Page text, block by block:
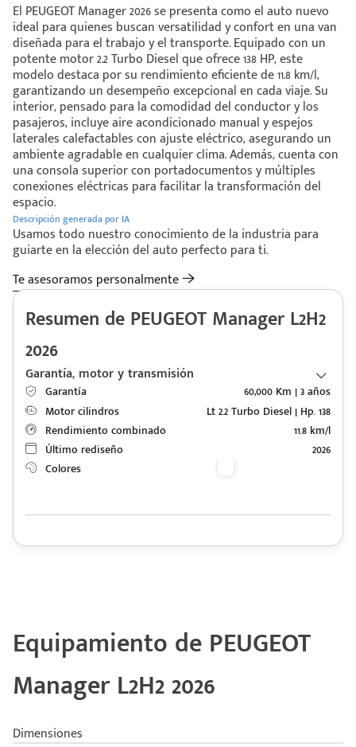
El PEUGEOT Manager 2026 se presenta como el auto nuevo
ideal para quienes buscan versatilidad y confort en una van
diseñada para el trabajo y el transporte. Equipado con un
potente motor 2.2 Turbo Diesel que ofrece 138 HP, este
modelo destaca por su rendimiento eficiente de 11.8 km/l,
garantizando un desempeño excepcional en cada viaje. Su
interior, pensado para la comodidad del conductor y los
pasajeros, incluye aire acondicionado manual y espejos
laterales calefactables con ajuste eléctrico, asegurando un
ambiente agradable en cualquier clima. Además, cuenta con
una consola superior con portadocumentos y múltiples
conexiones eléctricas para facilitar la transformación del
espacio.
Descripción generada por IA
Usamos todo nuestro conocimiento de la industria para
guiarte en la elección del auto perfecto para ti.
Te asesoramos personalmente
Resumen de PEUGEOT Manager L2H2
2026
Garantía, motor y transmisión
Garantía
60,000 Km | 3 años
Motor cilindros
Lt 2.2 Turbo Diesel | Hp. 138
Rendimiento combinado
11.8 km/l
Último rediseño
2026
Colores
Equipamiento de PEUGEOT
Manager L2H2 2026
Dimensiones